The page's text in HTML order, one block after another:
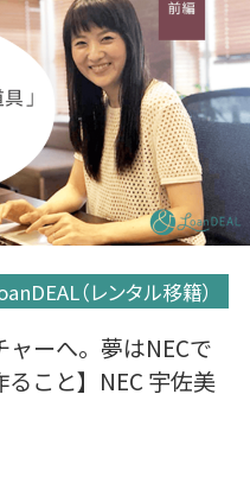
（レンタル移籍）
ャーへ。夢はNECで
ること】NEC 宇佐美